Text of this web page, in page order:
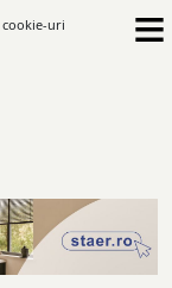
cookie-uri ≡